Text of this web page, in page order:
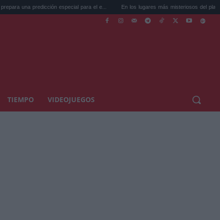
especial para el e... En los lugares más misteriosos del planeta: Stoneh...
TIEMPO VIDEOJUEGOS